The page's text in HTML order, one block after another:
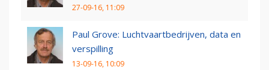
27-09-16, 11:09
Paul Grove: Luchtvaartbedrijven, data en
verspilling
13-09-16, 10:09